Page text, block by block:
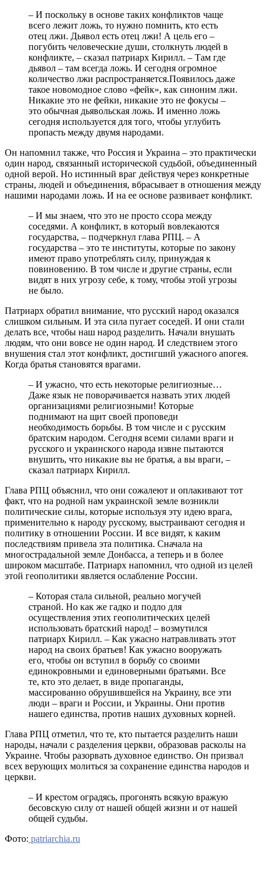
– И поскольку в основе таких конфликтов чаще
всего лежит ложь, то нужно помнить, кто есть
отец лжи. Дьявол есть отец лжи! А цель его –
погубить человеческие души, столкнуть людей в
конфликте, – сказал патриарх Кирилл. – Там где
дьявол – там всегда ложь. И сегодня огромное
количество лжи распространяется.Появилось даже
такое новомодное слово «фейк», как синоним лжи.
Никакие это не фейки, никакие это не фокусы –
это обычная дьявольская ложь. И именно ложь
сегодня используется для того, чтобы углубить
пропасть между двумя народами.
Он напомнил также, что Россия и Украина – это практически
один народ, связанный исторической судьбой, объединенный
одной верой. Но истинный враг действуя через конкретные
страны, людей и объединения, вбрасывает в отношения между
нашими народами ложь. И на ее основе развивает конфликт.
– И мы знаем, что это не просто ссора между
соседями. А конфликт, в который вовлекаются
государства, – подчеркнул глава РПЦ. – А
государства – это те институты, которые по закону
имеют право употреблять силу, принуждая к
повиновению. В том числе и другие страны, если
видят в них угрозу себе, к тому, чтобы этой угрозы
не было.
Патриарх обратил внимание, что русский народ оказался
слишком сильным. И эта сила пугает соседей. И они стали
делать все, чтобы наш народ разделить. Начали внушать
людям, что они вовсе не один народ. И следствием этого
внушения стал этот конфликт, достигший ужасного апогея.
Когда братья становятся врагами.
– И ужасно, что есть некоторые религиозные…
Даже язык не поворачивается назвать этих людей
организациями религиозными! Которые
поднимают на щит своей проповеди
необходимость борьбы. В том числе и с русским
братским народом. Сегодня всеми силами враги и
русского и украинского народа извне пытаются
внушить, что никакие вы не братья, а вы враги, –
сказал патриарх Кирилл.
Глава РПЦ объяснил, что они сожалеют и оплакивают тот
факт, что на родной нам украинской земле возникли
политические силы, которые используя эту идею врага,
применительно к народу русскому, выстраивают сегодня и
политику в отношении России. И все видят, к каким
последствиям привела эта политика. Сначала на
многострадальной земле Донбасса, а теперь и в более
широком масштабе. Патриарх напомнил, что одной из целей
этой геополитики является ослабление России.
– Которая стала сильной, реально могучей
страной. Но как же гадко и подло для
осуществления этих геополитических целей
использовать братский народ! – возмутился
патриарх Кирилл. – Как ужасно натравливать этот
народ на своих братьев! Как ужасно вооружать
его, чтобы он вступил в борьбу со своими
единокровными и единоверными братьями. Все
те, кто это делает, в виде пропаганды,
массированно обрушившейся на Украину, все эти
люди – враги и России, и Украины. Они против
нашего единства, против наших духовных корней.
Глава РПЦ отметил, что те, кто пытается разделить наши
народы, начали с разделения церкви, образовав расколы на
Украине. Чтобы разорвать духовное единство. Он призвал
всех верующих молиться за сохранение единства народов и
церкви.
– И крестом оградясь, прогонять всякую вражую
бесовскую силу от нашей общей жизни и от нашей
общей судьбы.
Фото: patriarchia.ru